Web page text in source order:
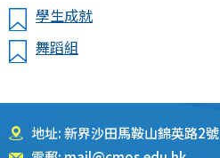
學生成就
舞蹈組
地址: 新界沙田馬鞍山錦英路2號